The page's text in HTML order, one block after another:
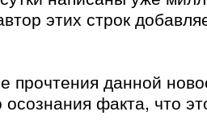
этих строк
прочтения данной
факта, что